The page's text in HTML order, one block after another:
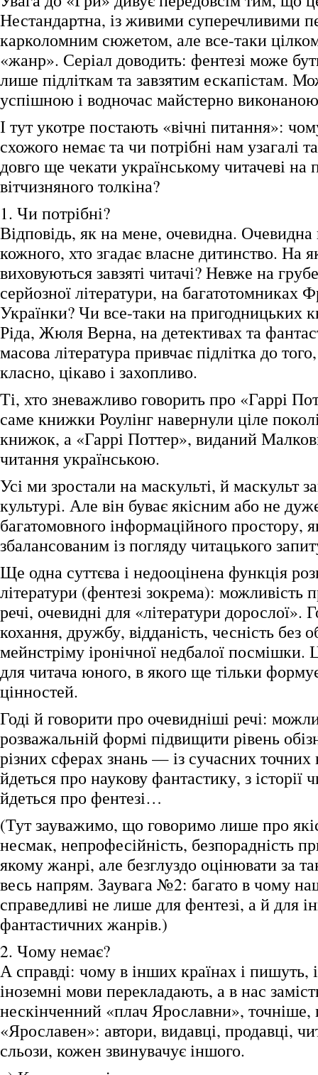
Нестандартна, із живими суперечливими
карколомним сюжетом, але все-таки
«жанр». Серіал доводить: фентезі може
лише підліткам та завзятим ескапістам.
успішною і водночас майстерно
І тут укотре постають «вічні питання»:
схожого немає та чи потрібні нам узагалі
довго ще чекати українському читачеві на
вітчизняного толкіна?
1. Чи потрібні?
Відповідь, як на мене, очевидна.
кожного, хто згадає власне дитинство. На
виховуються завзяті читачі? Невже на
серйозної літератури, на багатотомниках
Українки? Чи все-таки на пригодницьких
Ріда, Жюля Верна, на детективах та
масова література привчає підлітка до
класно, цікаво і захопливо.
Ті, хто зневажливо говорить про «Гаррі
саме книжки Роулінг навернули ціле
книжок, а «Гаррі Поттер», виданий
читання українською.
Усі ми зростали на маскульті, й маскульт
культурі. Але він буває якісним або не
багатомовного інформаційного простору,
збалансованим із погляду читацького
Ще одна суттєва і недооцінена функція
літератури (фентезі зокрема): можливість
речі, очевидні для «літератури дорослої».
кохання, дружбу, відданість, чесність без
мейнстріму іронічної недбалої
для читача юного, в якого ще тільки
цінностей.
Годі й говорити про очевидніші речі:
розважальній формі підвищити рівень
різних сферах знань — із сучасних
йдеться про наукову фантастику, з історії
йдеться про фентезі…
(Тут зауважимо, що говоримо лише про
несмак, непрофесійність, безпорадність
якому жанрі, але безглуздо оцінювати за
весь напрям. Заувага №2: багато в чому
справедливі не лише для фентезі, а й для
фантастичних жанрів.)
2. Чому немає?
А справді: чому в інших країнах і пишуть,
іноземні мови перекладають, а в нас
нескінченний «плач Ярославни», точніше,
«Ярославен»: автори, видавці, продавці,
сльози, кожен звинувачує іншого.